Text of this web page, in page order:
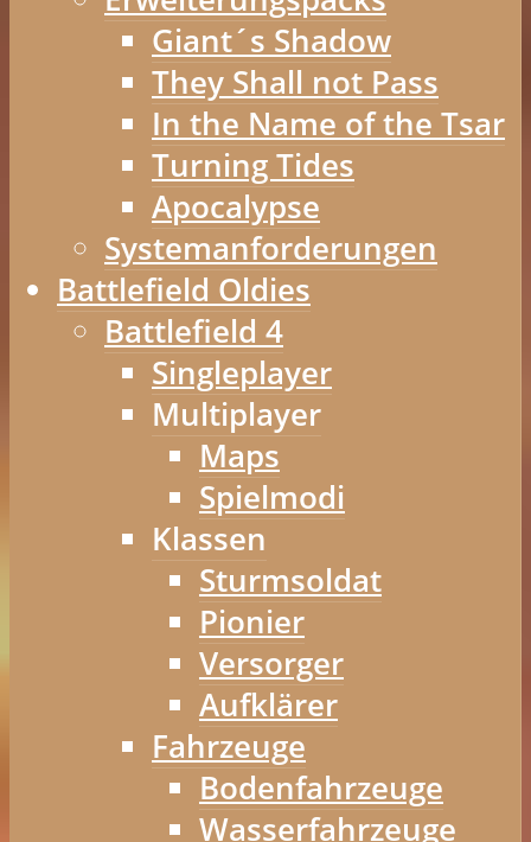
Giant´s Shadow
They Shall not Pass
In the Name of the Tsar
Turning Tides
Apocalypse
Systemanforderungen
Battlefield Oldies
Battlefield 4
Singleplayer
Multiplayer
Maps
Spielmodi
Klassen
Sturmsoldat
Pionier
Versorger
Aufklärer
Fahrzeuge
Bodenfahrzeuge
Wasserfahrzeuge